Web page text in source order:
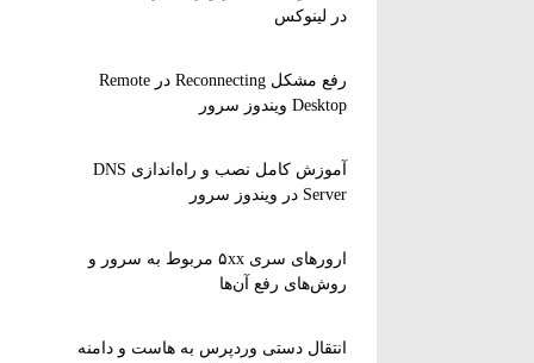
در لینوکس
رفع مشکل Reconnecting در Remote
Desktop ویندوز سرور
آموزش کامل نصب و راه‌اندازی DNS
Server در ویندوز سرور
ارورهای سری ۵xx مربوط به سرور و
روش‌های رفع آن‌ها
انتقال دستی وردپرس به هاست و دامنه